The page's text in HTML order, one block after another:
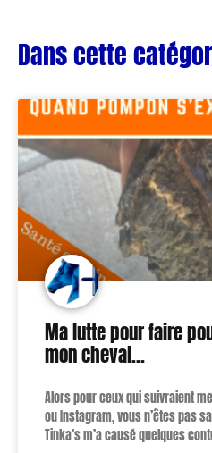
Dans cette
Ma lutte pour faire
mon cheval…
Alors pour ceux qui suivraient
ou Instagram, vous n’êtes pas
Tinka’s m’a causé quelques